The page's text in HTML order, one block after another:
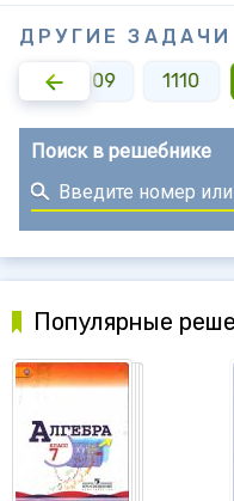
ДРУГИЕ
1109 1110
Поиск в решебнике
Популярные